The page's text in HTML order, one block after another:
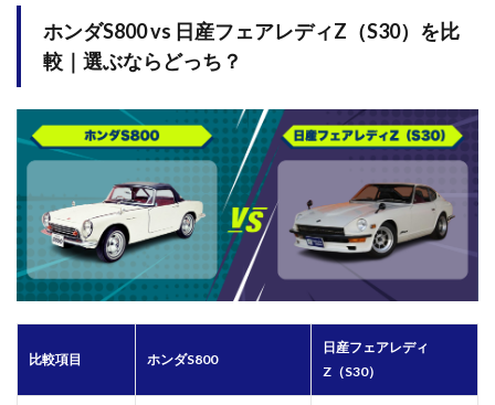
ホンダS800 vs 日産フェアレディZ（S30）を比
較｜選ぶならどっち？
比較項目 ホンダS800
日産フェアレディ
Z（S30）